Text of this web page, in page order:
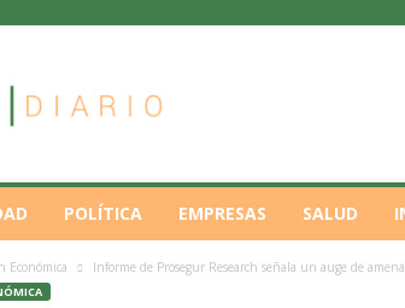
POLÍTICA EMPRESAS SALUD
Económica Informe de Prosegur Research señala un auge de